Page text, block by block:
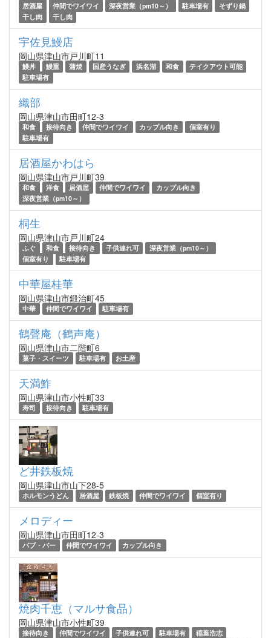
居酒屋
仲間でワイワイ 深夜営業（pm10～） 駐車場有
そずり鍋
干し肉
干し肉
宇佐見鰻店
岡山県津山市戸川町11
鰻丼 鰻重 蒲焼 国産うなぎ 浜名湖 和食
テイクアウト可能
駐車場有
織部
岡山県津山市田町12-3
和食 接待向き 仲間でワイワイ カップル向き
個室有り
駐車場有
居酒屋かわはら
岡山県津山市戸川町39
和食 洋食 居酒屋 仲間でワイワイ
カップル向き
深夜営業（pm10～）
桐生
岡山県津山市戸川町24
ふぐ 和食 接待向き 子供連れ可
深夜営業（pm10～）
個室有り
駐車場有
中華屋桂華
岡山県津山市鍛治町45
中華 仲間でワイワイ 駐車場有
鶴聲庵（鶴声庵）
岡山県津山市二階町6
菓子・スイーツ 駐車場有 お土産
天満鮓
岡山県津山市小性町33
寿司 接待向き 駐車場有
ど井鉄板焼
岡山県津山市山下28-5
ホルモンうどん 居酒屋 鉄板焼 仲間でワイワイ 個室有り
メロディー
岡山県津山市田町12-3
パブ・バー 仲間でワイワイ カップル向き
焼肉千恵（マルサ食品）
岡山県津山市小性町39
接待向き 仲間でワイワイ 子供連れ可 駐車場有
稲葉浩志